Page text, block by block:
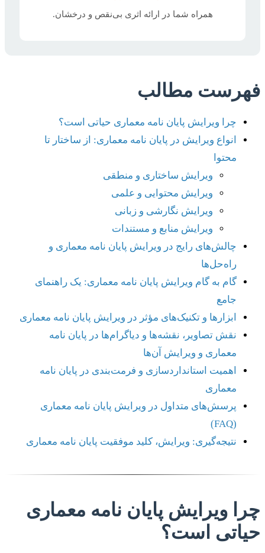
همراه شما در ارائه اثری بی‌نقص و درخشان.
فهرست مطالب
چرا ویرایش پایان نامه معماری حیاتی است؟
انواع ویرایش در پایان نامه معماری: از ساختار تا
محتوا
ویرایش ساختاری و منطقی
ویرایش محتوایی و علمی
ویرایش نگارشی و زبانی
ویرایش منابع و مستندات
چالش‌های رایج در ویرایش پایان نامه معماری و
راه‌حل‌ها
گام به گام ویرایش پایان نامه معماری: یک راهنمای
جامع
ابزارها و تکنیک‌های مؤثر در ویرایش پایان نامه معماری
نقش تصاویر، نقشه‌ها و دیاگرام‌ها در پایان نامه
معماری و ویرایش آن‌ها
اهمیت استانداردسازی و فرمت‌بندی در پایان نامه
معماری
پرسش‌های متداول در ویرایش پایان نامه معماری
(FAQ)
نتیجه‌گیری: ویرایش، کلید موفقیت پایان نامه معماری
چرا ویرایش پایان نامه معماری
حیاتی است؟